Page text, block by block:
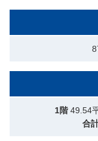
1階49.54
合